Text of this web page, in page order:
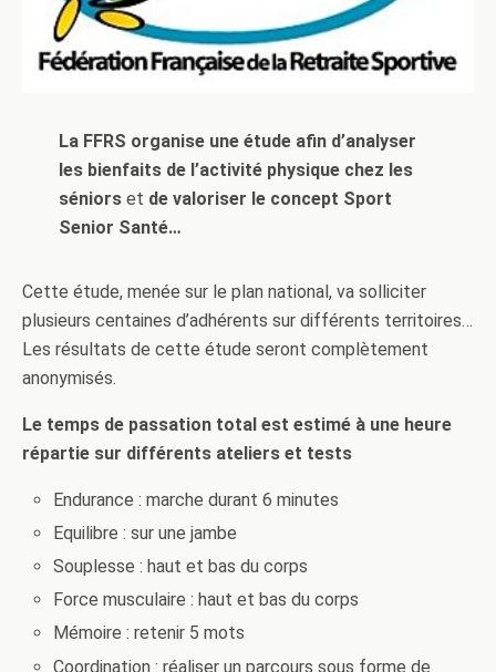
La FFRS organise une étude afin d’analyser
les bienfaits de l’activité physique chez les
séniorset de valoriser le concept Sport
Senior Santé…
Cette étude, menée sur le plan national, va solliciter
plusieurs centaines d’adhérents sur différents territoires…
Les résultats de cette étude seront complètement
anonymisés.
Le temps de passation total est estimé à une heure
répartie sur différents ateliers et tests
Endurance : marche durant 6 minutes
Equilibre : sur une jambe
Souplesse : haut et bas du corps
Force musculaire : haut et bas du corps
Mémoire : retenir 5 mots
Coordination : réaliser un parcours sous forme de